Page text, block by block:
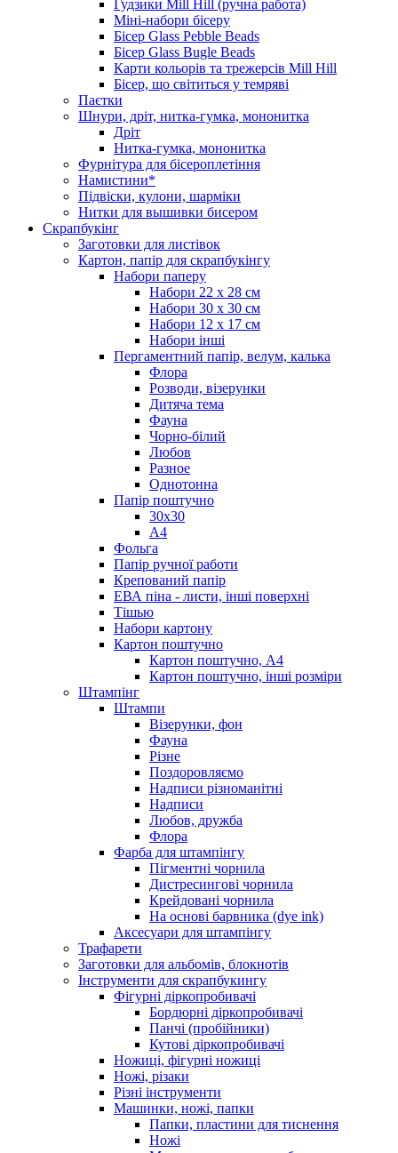
Гудзики Mill Hill (ручна работа)
Міні-набори бісеру
Бісер Glass Pebble Beads
Бісер Glass Bugle Beads
Карти кольорів та трежерсів Mill Hill
Бісер, що світиться у темряві
Паєтки
Шнури, дріт, нитка-гумка, мононитка
Дріт
Нитка-гумка, мононитка
Фурнітура для бісероплетіння
Намистини*
Підвіски, кулони, шарміки
Нитки для вышивки бисером
Скрапбукінг
Заготовки для листівок
Картон, папір для скрапбукінгу
Набори паперу
Набори 22 х 28 см
Набори 30 х 30 см
Набори 12 х 17 см
Набори інші
Пергаментний папір, велум, калька
Флора
Розводи, візерунки
Дитяча тема
Фауна
Чорно-білий
Любов
Разное
Однотонна
Папір поштучно
30х30
А4
Фольга
Папір ручної работи
Крепований папір
ЕВА піна - листи, інші поверхні
Тішью
Набори картону
Картон поштучно
Картон поштучно, А4
Картон поштучно, інші розміри
Штампінг
Штампи
Візерунки, фон
Фауна
Різне
Поздоровляємо
Надписи різноманітні
Надписи
Любов, дружба
Флора
Фарба для штампінгу
Пігментні чорнила
Дистресингові чорнила
Крейдовані чорнила
На основі барвника (dye ink)
Аксесуари для штампінгу
Трафарети
Заготовки для альбомів, блокнотів
Інструменти для скрапбукингу
Фігурні діркопробивачі
Бордюрні діркопробивачі
Панчі (пробійники)
Кутові діркопробивачі
Ножиці, фігурні ножиці
Ножі, різаки
Різні інструменти
Машинки, ножі, папки
Папки, пластини для тиснення
Ножі